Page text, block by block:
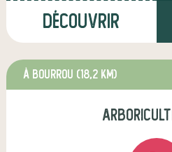
Découvrir
à bourrou (18,2 km)